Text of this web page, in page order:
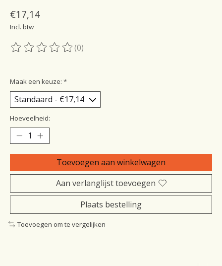
€17,14
Incl. btw
De beoordeling van dit product is
(0)
Maak een keuze: *
Hoeveelheid:
Toevoegen aan winkelwagen
Aan verlanglijst toevoegen
Plaats bestelling
Toevoegen om te vergelijken